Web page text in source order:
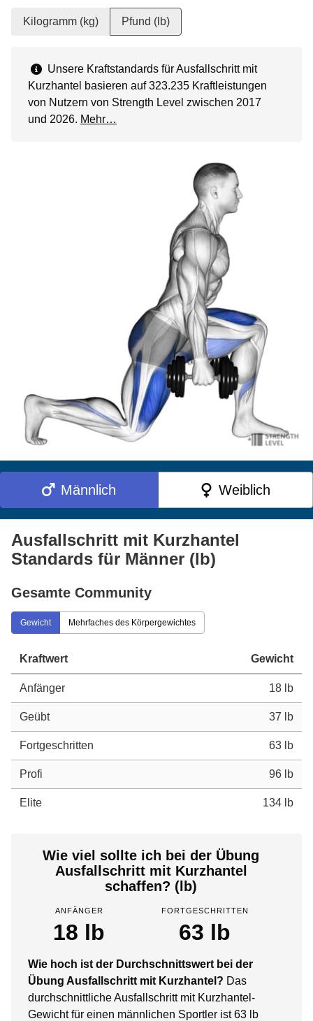
Kilogramm (kg) Pfund (lb)
Unsere Kraftstandards für Ausfallschritt mit
Kurzhantel basieren auf 323.235 Kraftleistungen
von Nutzern von Strength Level zwischen 2017
und 2026. Mehr…
Männlich Weiblich
Ausfallschritt mit Kurzhantel
Standards für Männer (lb)
Gesamte Community
Gewicht Mehrfaches des Körpergewichtes
Kraftwert Gewicht
Anfänger 18 lb
Geübt 37 lb
Fortgeschritten 63 lb
Profi 96 lb
Elite 134 lb
Wie viel sollte ich bei der Übung
Ausfallschritt mit Kurzhantel
schaffen? (lb)
ANFÄNGER
18 lb
FORTGESCHRITTEN
63 lb
Wie hoch ist der Durchschnittswert bei der
Übung Ausfallschritt mit Kurzhantel? Das
durchschnittliche Ausfallschritt mit Kurzhantel-
Gewicht für einen männlichen Sportler ist 63 lb